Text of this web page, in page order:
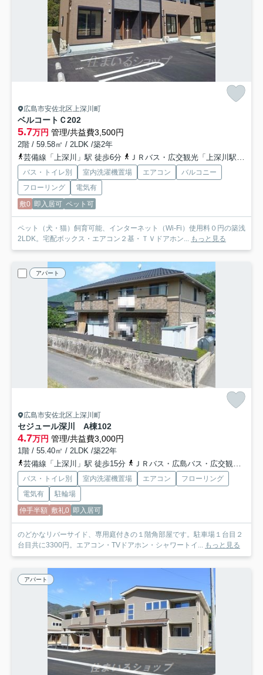
広島市安佐北区上深川町
ベルコートＣ202
5.7万円 管理/共益費3,500円
2階 / 59.58㎡ / 2LDK /築2年
芸備線「上深川」駅 徒歩6分
ＪＲバス・広交観光「上深川駅前バス停」バス停下車 徒歩6分
バス・トイレ別 室内洗濯機置場 エアコン
バルコニー
フローリング
電気有
敷0 即入居可 ペット可
ペット（犬・猫）飼育可能、インターネット（Wi-Fi）使用料０円の築浅
2LDK。宅配ボックス・エアコン２基・ＴＶドアホン... もっと見る
アパート
広島市安佐北区上深川町
セジュール深川 A棟102
4.7万円 管理/共益費3,000円
1階 / 55.40㎡ / 2LDK /築22年
芸備線「上深川」駅 徒歩15分
ＪＲバス・広島バス・広交観光「安芸庄原バス停」バス停下車 徒歩5分
バス・トイレ別 室内洗濯機置場 エアコン
フローリング
電気有
駐輪場
仲手半額 敷礼0 即入居可
のどかなリバーサイド、専用庭付きの１階角部屋です。駐車場１台目２
台目共に3300円。エアコン・TVドアホン・シャワートイ... もっと見る
アパート